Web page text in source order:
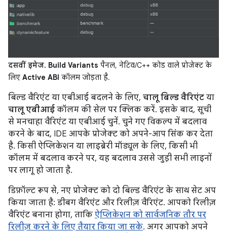
दसवीं इमेज. Build Variants पैनल, नेटिव/C++ कोड वाले प्रोजेक्ट के
लिए Active ABI कॉलम जोड़ता है.
बिल्ड वैरिएंट या एबीआई बदलने के लिए, चालू बिल्ड वैरिएंट या
चालू एबीआई कॉलम की सेल पर क्लिक करें. इसके बाद, सूची
से मनचाहा वैरिएंट या एबीआई चुनें. चुने गए विकल्प में बदलाव
करने के बाद, IDE आपके प्रोजेक्ट को अपने-आप सिंक कर देता
है. किसी ऐप्लिकेशन या लाइब्रेरी मॉड्यूल के लिए, किसी भी
कॉलम में बदलाव करने पर, यह बदलाव उससे जुड़ी सभी लाइनों
पर लागू हो जाता है.
डिफ़ॉल्ट रूप से, नए प्रोजेक्ट को दो बिल्ड वैरिएंट के साथ सेट अप
किया जाता है: डीबग वैरिएंट और रिलीज़ वैरिएंट. आपको रिलीज़
वैरिएंट बनाना होगा, ताकि ऐप्लिकेशन को सार्वजनिक तौर पर
रिलीज़ करने के लिए तैयार किया जा सके. अगर आपको अपने